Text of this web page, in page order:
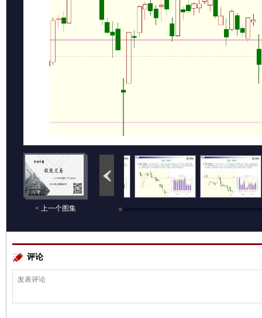
< 上一个图集
评论